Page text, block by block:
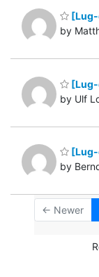
[Lug-
by
by Ulf
by
← Newer